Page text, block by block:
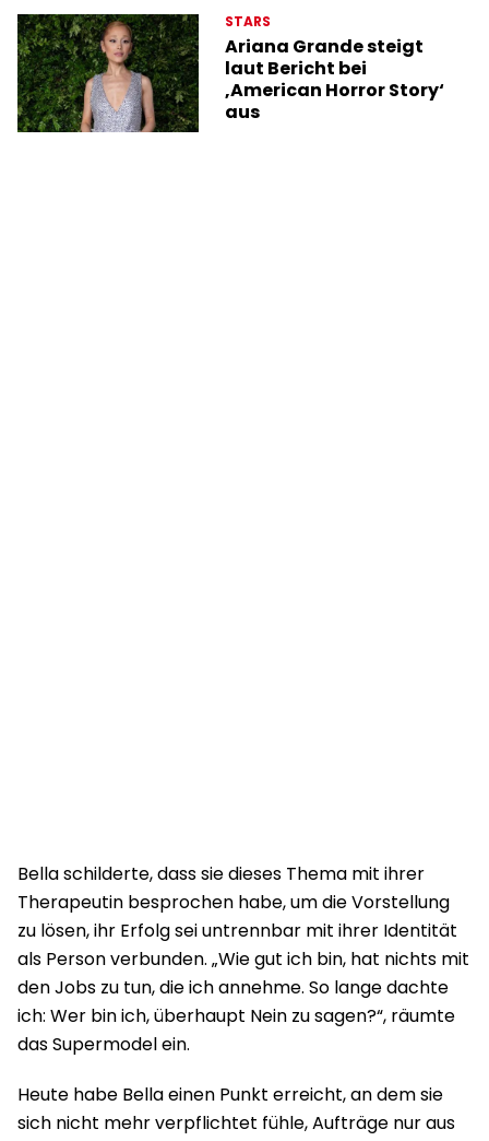
STARS
Ariana Grande steigt
laut Bericht bei
‚American Horror Story‘
aus
Bella schilderte, dass sie dieses Thema mit ihrer
Therapeutin besprochen habe, um die Vorstellung
zu lösen, ihr Erfolg sei untrennbar mit ihrer Identität
als Person verbunden. „Wie gut ich bin, hat nichts mit
den Jobs zu tun, die ich annehme. So lange dachte
ich: Wer bin ich, überhaupt Nein zu sagen?“, räumte
das Supermodel ein.
Heute habe Bella einen Punkt erreicht, an dem sie
sich nicht mehr verpflichtet fühle, Aufträge nur aus